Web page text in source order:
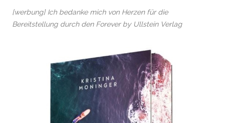
[werbung] Ich bedanke mich von Herzen für die
Bereitstellung durch den Forever by Ullstein Verlag